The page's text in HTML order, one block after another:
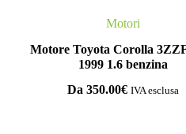
Motori
Motore Toyota Corolla
1999 1.6 benzina
Da 350.00€ IVA esclusa